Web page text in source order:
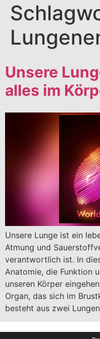
Unsere
alles im
Unsere Lunge ist ein
Atmung und
verantwortlich ist. In
Anatomie, die Funktion
unseren Körper
Organ, das sich im
besteht aus zwei